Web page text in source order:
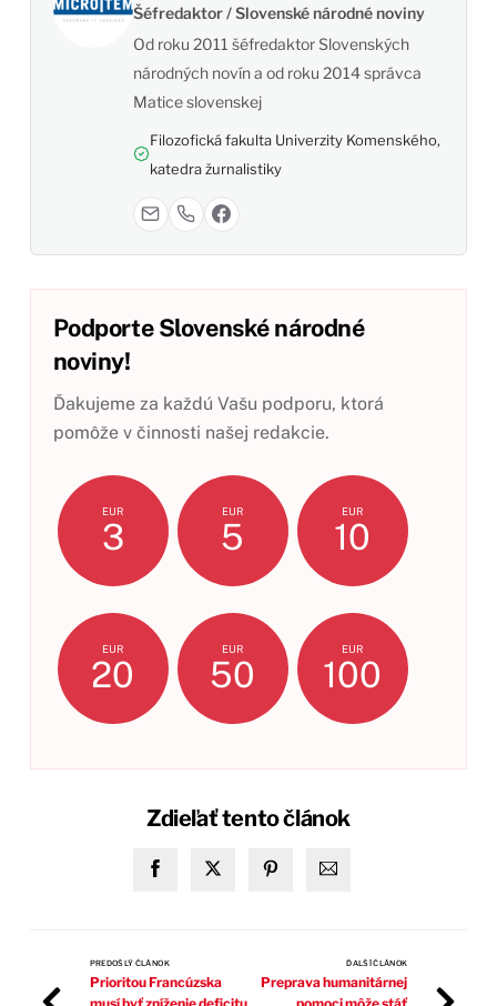
Šéfredaktor / Slovenské národné noviny
Od roku 2011 šéfredaktor Slovenských
národných novín a od roku 2014 správca
Matice slovenskej
Filozofická fakulta Univerzity Komenského,
katedra žurnalistiky
Podporte Slovenské národné
noviny!
Ďakujeme za každú Vašu podporu, ktorá
pomôže v činnosti našej redakcie.
EUR
3
EUR
5
EUR
10
EUR
20
EUR
50
EUR
100
Zdieľať tento článok
PREDOŠLÝ ČLÁNOK
Prioritou Francúzska
ĎALŠÍ ČLÁNOK
Preprava humanitárnej